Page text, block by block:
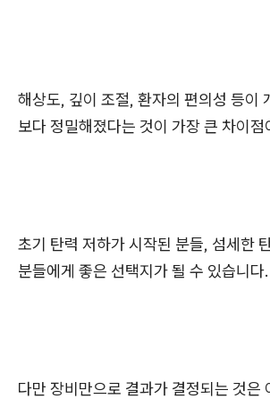
해상도, 깊이 조절, 환자의 편의성 등이
보다 정밀해졌다는 것이 가장 큰 차이점
초기 탄력 저하가 시작된 분들, 섬세한
분들에게 좋은 선택지가 될 수 있습니다.
다만 장비만으로 결과가 결정되는 것은